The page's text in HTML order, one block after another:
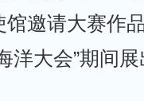
邀请大赛作
洋大会”期间